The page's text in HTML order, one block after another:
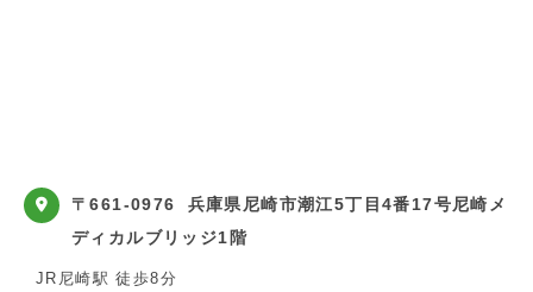
〒661-0976
兵庫県尼崎市潮江5丁目4番17号尼崎メ
ディカルブリッジ1階
JR尼崎駅 徒歩8分